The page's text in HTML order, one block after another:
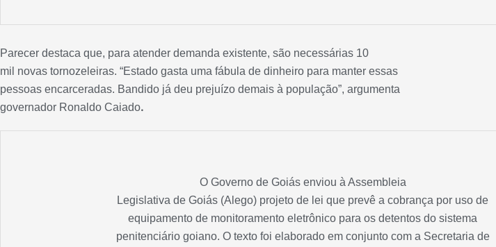
Parecer destaca que, para atender demanda existente, são necessárias 10
mil novas tornozeleiras. “Estado gasta uma fábula de dinheiro para manter essas
pessoas encarceradas. Bandido já deu prejuízo demais à população”, argumenta
governador Ronaldo Caiado.
O Governo de Goiás enviou à Assembleia
Legislativa de Goiás (Alego) projeto de lei que prevê a cobrança por uso de
equipamento de monitoramento eletrônico para os detentos do sistema
penitenciário goiano. O texto foi elaborado em conjunto com a Secretaria de